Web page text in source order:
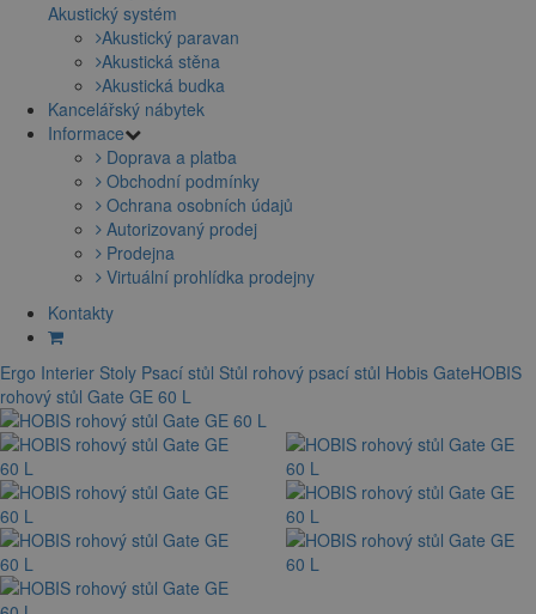
Akustický systém
Akustický paravan
Akustická stěna
Akustická budka
Kancelářský nábytek
Informace
Doprava a platba
Obchodní podmínky
Ochrana osobních údajů
Autorizovaný prodej
Prodejna
Virtuální prohlídka prodejny
Kontakty
Ergo Interier Stoly Psací stůl Stůl rohový psací stůl Hobis GateHOBIS
rohový stůl Gate GE 60 L